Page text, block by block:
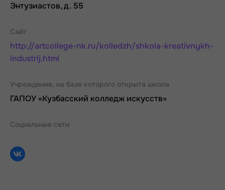
Энтузиастов, д. 55
Сайт
http://artcollege-nk.ru/kolledzh/shkola-kreativnykh-
industrij.html
Учреждение, на базе которого открыта школа
ГАПОУ «Кузбасский колледж искусств»
Социальные сети